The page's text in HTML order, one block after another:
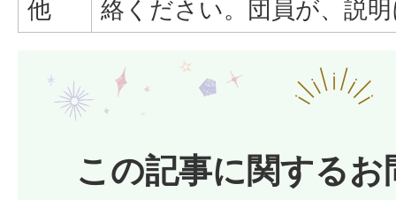
他
絡ください。団員が、説
この記事に関するお